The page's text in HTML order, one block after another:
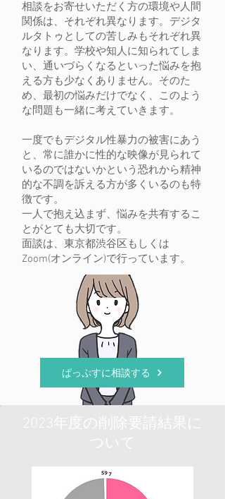
相談をお寄せいただく方の環境や人間
関係は、それぞれ異なります。デジタ
ルタトゥとしての苦しみもそれぞれ異
なります。 学校や知人に知られてしま
い、通いづらくなるといった悩みを抱
える方も少なくありません。そのた
め、最初の悩みだけでなく、このよう
な問題も一緒に考えていきます。
一度でもデジタル性暴力の被害にあう
と、常に誰かに性的な映像が見られて
いるのではないかという恐れから精神
的な不調を訴える方が多くいるのも特
徴です。
一人で抱え込まず、悩みを共有するこ
とがとても大切です。
​面談は、東京都渋谷区もしくは
Zoom(オンライン)で行っています。
ぱっぷすに相談する